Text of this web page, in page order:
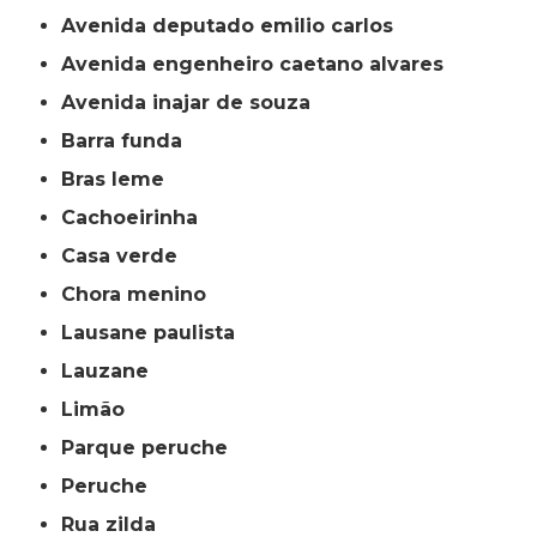
avenida deputado emilio carlos
avenida engenheiro caetano alvares
avenida inajar de souza
barra funda
bras leme
cachoeirinha
casa verde
chora menino
lausane paulista
lauzane
limão
parque peruche
peruche
rua zilda